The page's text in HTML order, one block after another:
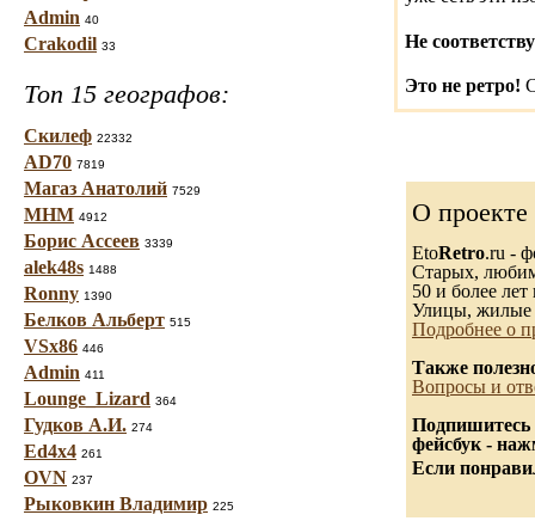
Admin 40
Crakodil 33
Топ 15 географов:
Скилеф 22332
AD70 7819
Магаз Анатолий 7529
МНМ 4912
Борис Ассеев 3339
alek48s 1488
Ronny 1390
Белков Альберт 515
VSx86 446
Admin 411
Lounge_Lizard 364
Гудков А.И. 274
Ed4x4 261
OVN 237
Рыковкин Владимир 225
Не
Это не ретро!
О проекте
EtoRetro.ru -
Старых,
50 и более лет
Улицы, жилые
Подробнее о
Также
Вопросы и
Подпишитесь
фейсбук -
Если